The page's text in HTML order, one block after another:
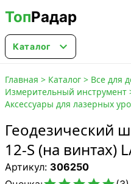
ТопРадар
Каталог 
Главная > Каталог > Все для
Измерительный инструмент
Аксессуары для лазерных
Геодезический
12-S (на винтах)
Артикул: 306250